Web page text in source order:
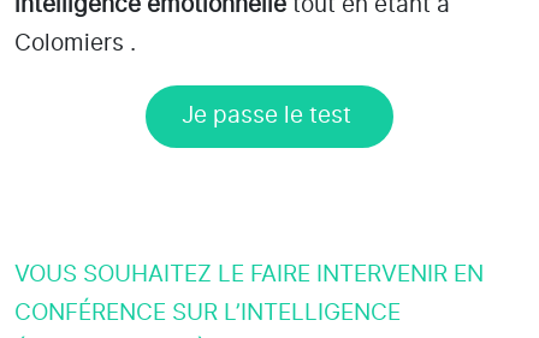
intelligence émotionnelle tout en étant à
Colomiers .
Je passe le test
VOUS SOUHAITEZ LE FAIRE INTERVENIR EN
CONFÉRENCE SUR L’INTELLIGENCE